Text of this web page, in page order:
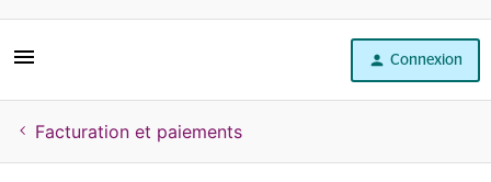
Libre service
Aide
Connexion
Facturation et paiements